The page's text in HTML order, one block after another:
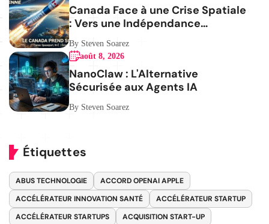
Canada Face à une Crise Spatiale
: Vers une Indépendance
Stratégique
By Steven Soarez
août 8, 2026
NanoClaw : L'Alternative
Sécurisée aux Agents IA
By Steven Soarez
Étiquettes
ABUS TECHNOLOGIE
ACCORD OPENAI APPLE
ACCÉLÉRATEUR INNOVATION SANTÉ
ACCÉLÉRATEUR STARTUP
ACCÉLÉRATEUR STARTUPS
ACQUISITION START-UP